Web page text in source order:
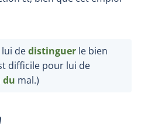
dedistinguer le bien
difficile pour lui de
du mal.)